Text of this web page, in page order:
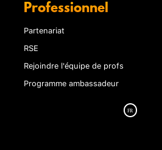
Professionnel
Partenariat
RSE
Rejoindre l'équipe de profs
Programme ambassadeur